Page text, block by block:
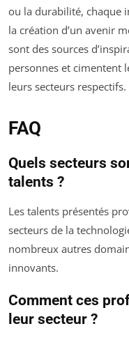
ou la durabilité, chaque
la création d’un avenir
sont des sources
personnes et cimentent
leurs secteurs respectifs.
FAQ
Quels secteurs
talents ?
Les talents présentés
secteurs de la
nombreux autres
innovants.
Comment ces
leur secteur ?